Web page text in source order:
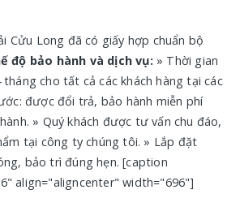
Cửu Long đã có giấy hợp chuẩn bộ
độ bảo hành và dịch vụ: » Thời gian
tháng cho tất cả các khách hàng tại các
được đổi trả, bảo hành miễn phí
» Quý khách được tư vấn chu đáo,
tại công ty chúng tôi. » Lắp đặt
bảo trì đúng hẹn. [caption
align="aligncenter" width="696"]